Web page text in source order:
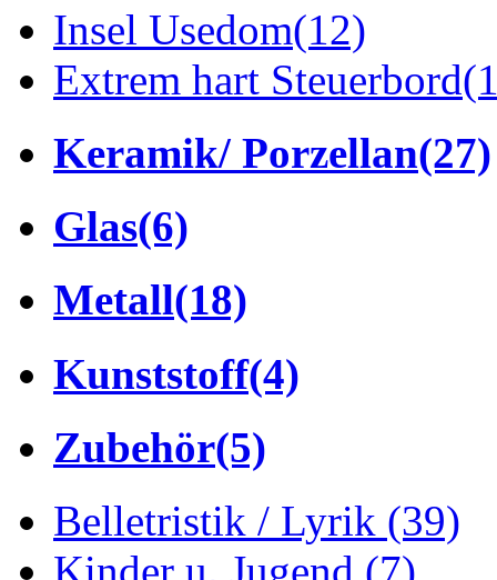
Insel Usedom(12)
Extrem hart Steuerbord
Keramik/ Porzellan(27)
Glas(6)
Metall(18)
Kunststoff(4)
Zubehör(5)
Belletristik / Lyrik (39)